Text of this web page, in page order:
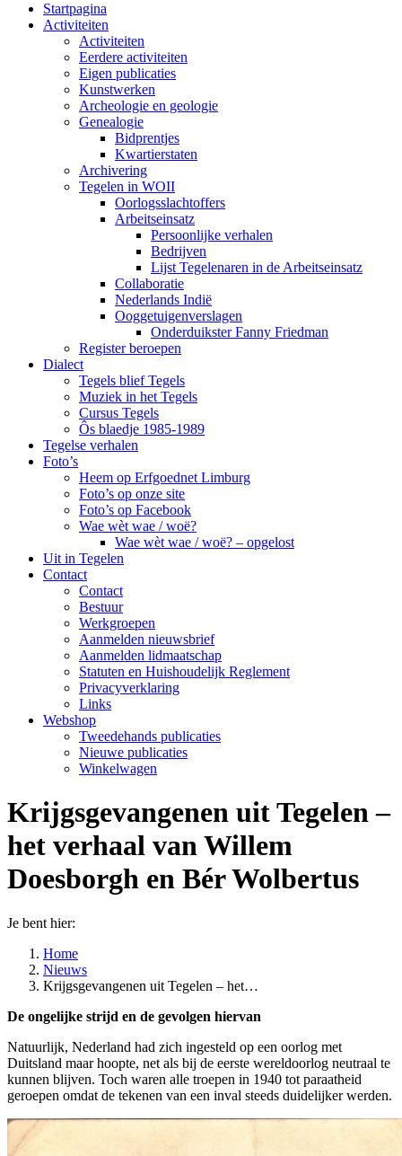
Startpagina
Activiteiten
Activiteiten
Eerdere activiteiten
Eigen publicaties
Kunstwerken
Archeologie en geologie
Genealogie
Bidprentjes
Kwartierstaten
Archivering
Tegelen in WOII
Oorlogsslachtoffers
Arbeitseinsatz
Persoonlijke verhalen
Bedrijven
Lijst Tegelenaren in de Arbeitseinsatz
Collaboratie
Nederlands Indië
Ooggetuigenverslagen
Onderduikster Fanny Friedman
Register beroepen
Dialect
Tegels blief Tegels
Muziek in het Tegels
Cursus Tegels
Ôs blaedje 1985-1989
Tegelse verhalen
Foto’s
Heem op Erfgoednet Limburg
Foto’s op onze site
Foto’s op Facebook
Wae wèt wae / woë?
Wae wèt wae / woë? – opgelost
Uit in Tegelen
Contact
Contact
Bestuur
Werkgroepen
Aanmelden nieuwsbrief
Aanmelden lidmaatschap
Statuten en Huishoudelijk Reglement
Privacyverklaring
Links
Webshop
Tweedehands publicaties
Nieuwe publicaties
Winkelwagen
Krijgsgevangenen uit Tegelen –
het verhaal van Willem
Doesborgh en Bér Wolbertus
Je bent hier:
Home
Nieuws
Krijgsgevangenen uit Tegelen – het…
De ongelijke strijd en de gevolgen hiervan
Natuurlijk, Nederland had zich ingesteld op een oorlog met
Duitsland maar hoopte, net als bij de eerste wereldoorlog neutraal te
kunnen blijven. Toch waren alle troepen in 1940 tot paraatheid
geroepen omdat de tekenen van een inval steeds duidelijker werden.